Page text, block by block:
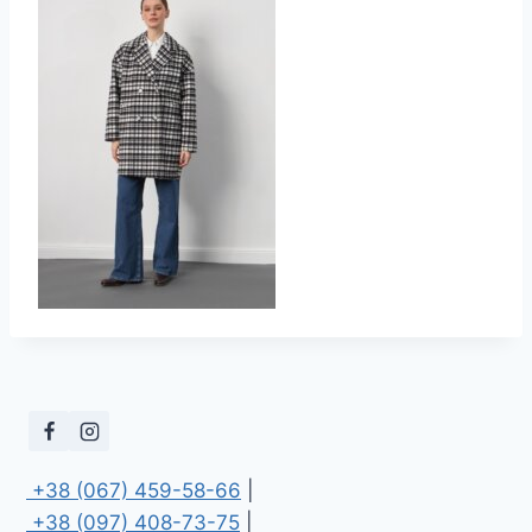
+38 (067) 459-58-66
+38 (097) 408-73-75